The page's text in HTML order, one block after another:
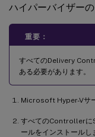
ハイパーバイザー
重要：
すべてのDelivery
ある必要があります。
Microsoft Hyper-Vサ
すべてのControllerに
ールをインストール